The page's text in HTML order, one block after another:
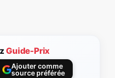
Guide-Prix
Ajouter comme
source préférée